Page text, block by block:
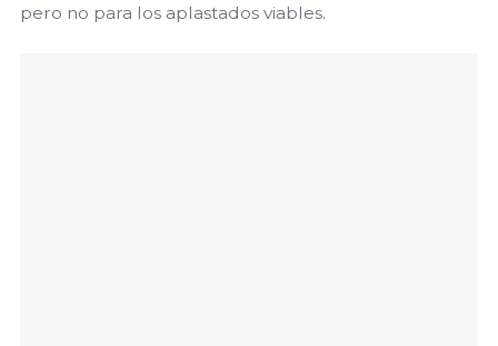
pero no para los aplastados viables.